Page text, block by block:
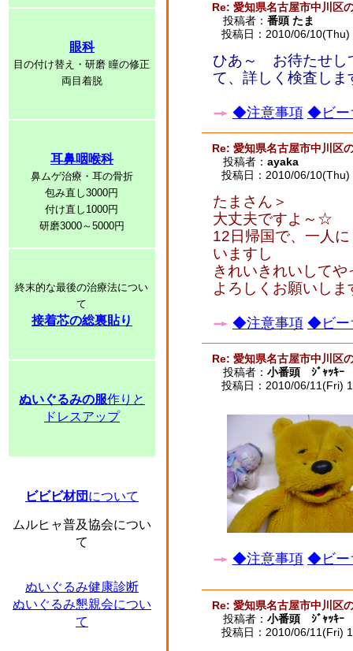
眼科
目の付け替え・研磨 瞳の修正
両目着脱
耳鼻咽喉科
鼻ムゲ治療・耳の骨折
包み直し3000円
付け直し1000円
研磨3000～5000円
終末的な最後の治療法につい
て
接着芯の総裏貼り
ぬいぐるみの服作りと
ドレスアップ
ビビビ材団 について
ムルヒャ普及協会につい
て
ぬいぐるみ健康診断
ぬいぐるみ懇親会につい
て
Re: 愛知県名古屋市中川区
投稿者： 番頭 たま
投稿日：2010/06/
ひあ～ お待たせし
て、詳しく検査しま
◆注意事項 ◆ビー
Re: 愛知県名古屋市中川区
投稿者： ayaka
投稿日：2010/06/
たまさん＞
大丈夫ですよ～☆
12日帰国で、一人
いますし
きれいきれいして
よろしくお願いし
◆注意事項 ◆ビー
Re: 愛知県名古屋市中川区
投稿者： 小番頭 ｼﾞｬｯｷｰ
投稿日：2010/06/11(Fri)
◆注意事項 ◆ビー
Re: 愛知県名古屋市中川区
投稿者： 小番頭 ｼﾞｬｯｷｰ
投稿日：2010/06/11(Fri)